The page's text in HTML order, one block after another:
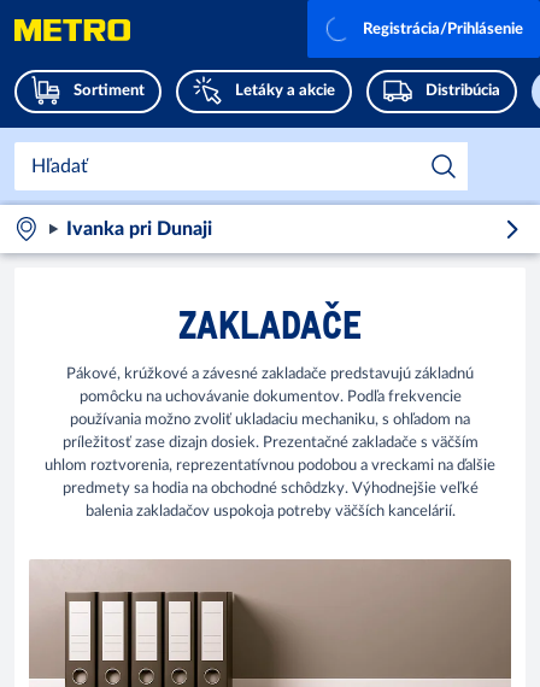
Sortiment Letáky a akcie Distribúcia
Registrácia/Prihlásenie
Ivanka pri Dunaji
ZAKLADAČE
Pákové, krúžkové a závesné zakladače predstavujú základnú
pomôcku na uchovávanie dokumentov. Podľa frekvencie
používania možno zvoliť ukladaciu mechaniku, s ohľadom na
príležitosť zase dizajn dosiek. Prezentačné zakladače s väčším
uhlom roztvorenia, reprezentatívnou podobou a vreckami na ďalšie
predmety sa hodia na obchodné schôdzky. Výhodnejšie veľké
balenia zakladačov uspokoja potreby väčších kancelárií.